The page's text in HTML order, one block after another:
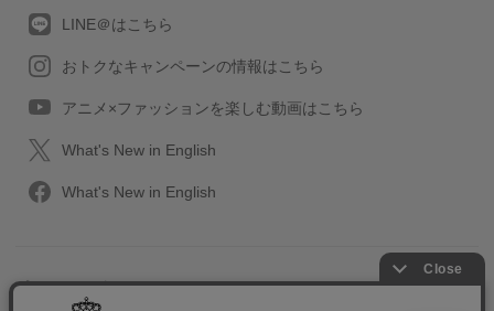
LINE＠はこちら
おトクなキャンペーンの情報はこちら
アニメ×ファッションを楽しむ動画はこちら
What's New in English
What's New in English
プライバシーポリシー